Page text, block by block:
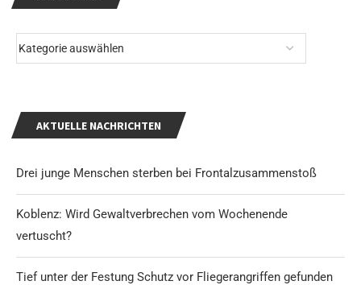
AKTUELLE NACHRICHTEN
Drei junge Menschen sterben bei Frontalzusammenstoß
Koblenz: Wird Gewaltverbrechen vom Wochenende
vertuscht?
Tief unter der Festung Schutz vor Fliegerangriffen gefunden